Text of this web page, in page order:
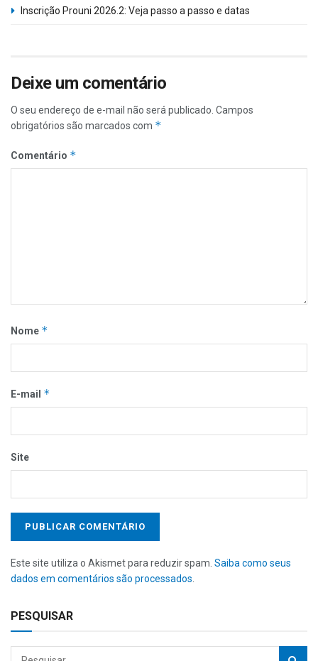
Inscrição Prouni 2026.2: Veja passo a passo e datas
Deixe um comentário
O seu endereço de e-mail não será publicado. Campos
obrigatórios são marcados com *
Comentário *
Nome *
E-mail *
Site
Este site utiliza o Akismet para reduzir spam. Saiba como seus
dados em comentários são processados
PESQUISAR